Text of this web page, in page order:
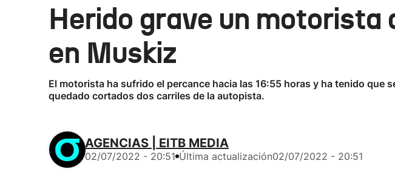
Herido grave un motorista
en Muskiz
El motorista ha sufrido el percance hacia las 16:55 horas y ha tenido
quedado cortados dos carriles de la autopista.
AGENCIAS | EITB MEDIA
02/07/2022 - 20:51 Última actualización02/07/2022 - 20:51